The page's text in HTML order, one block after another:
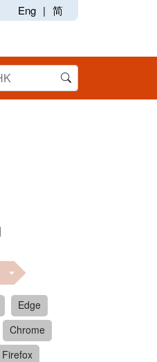
Eng | 简
Edge
Chrome
Firefox